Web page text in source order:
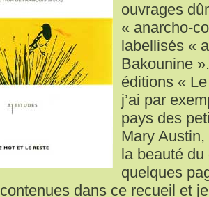
ouvrages
« anarcho-
labellisés «
Bakounine
éditions «
j’ai par
pays des
Mary
la beauté
quelques
dans ce recueil et